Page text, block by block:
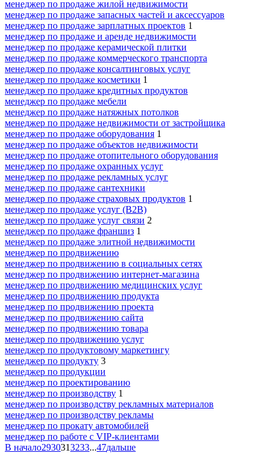
менеджер по продаже жилой недвижимости
менеджер по продаже запасных частей и аксессуаров
менеджер по продаже зарплатных проектов 1
менеджер по продаже и аренде недвижимости
менеджер по продаже керамической плитки
менеджер по продаже коммерческого транспорта
менеджер по продаже консалтинговых услуг
менеджер по продаже косметики 1
менеджер по продаже кредитных продуктов
менеджер по продаже мебели
менеджер по продаже натяжных потолков
менеджер по продаже недвижимости от застройщика
менеджер по продаже оборудования 1
менеджер по продаже объектов недвижимости
менеджер по продаже отопительного оборудования
менеджер по продаже охранных услуг
менеджер по продаже рекламных услуг
менеджер по продаже сантехники
менеджер по продаже страховых продуктов 1
менеджер по продаже услуг (B2B)
менеджер по продаже услуг связи 2
менеджер по продаже франшиз 1
менеджер по продаже элитной недвижимости
менеджер по продвижению
менеджер по продвижению в социальных сетях
менеджер по продвижению интернет-магазина
менеджер по продвижению медицинских услуг
менеджер по продвижению продукта
менеджер по продвижению проекта
менеджер по продвижению сайта
менеджер по продвижению товара
менеджер по продвижению услуг
менеджер по продуктовому маркетингу
менеджер по продукту 3
менеджер по продукции
менеджер по проектированию
менеджер по производству 1
менеджер по производству рекламных материалов
менеджер по производству рекламы
менеджер по прокату автомобилей
менеджер по работе с VIP-клиентами
В начало2930313233...47дальше